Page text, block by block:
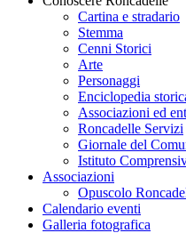
Cartina e stradario
Stemma
Cenni Storici
Arte
Personaggi
Enciclopedia
Associazioni ed
Roncadelle Servizi
Giornale del
Istituto
Associazioni
Opuscolo
Calendario eventi
Galleria fotografica